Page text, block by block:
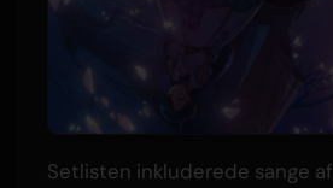
Setlisten inkluderede sange af